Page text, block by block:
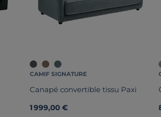
CAMIF SIGNATURE
Canapé convertible tissu Paxi
1 999,00 €